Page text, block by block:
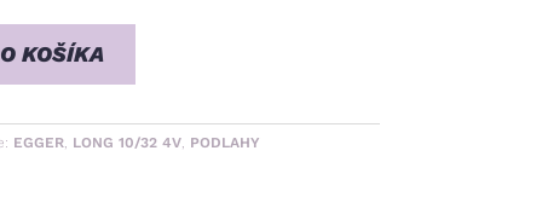
KOŠÍKA
EGGER, LONG 10/32 4V, PODLAHY